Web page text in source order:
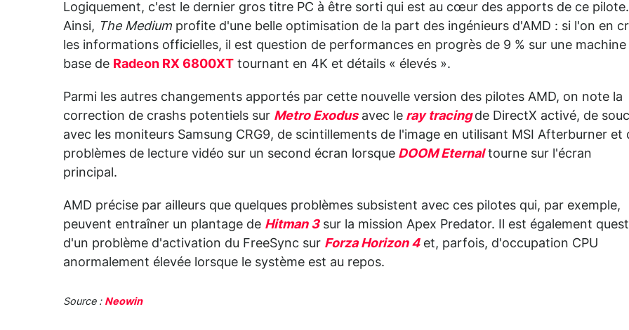
Logiquement, c'est le dernier gros titre PC à être sorti qui est au cœur des apports de ce pilote.
Ainsi, The Medium profite d'une belle optimisation de la part des ingénieurs d'AMD : si l'on en
les informations officielles, il est question de performances en progrès de 9 % sur une machine
base de Radeon RX 6800XT tournant en 4K et détails « élevés ».
Parmi les autres changements apportés par cette nouvelle version des pilotes AMD, on note la
correction de crashs potentiels sur Metro Exodusavec le ray tracing de DirectX activé, de
avec les moniteurs Samsung CRG9, de scintillements de l'image en utilisant MSI Afterburner et
problèmes de lecture vidéo sur un second écran lorsque DOOM Eternaltourne sur l'écran
principal.
AMD précise par ailleurs que quelques problèmes subsistent avec ces pilotes qui, par exemple,
peuvent entraîner un plantage de Hitman 3sur la mission Apex Predator. Il est également
d'un problème d'activation du FreeSync sur Forza Horizon 4et, parfois, d'occupation CPU
anormalement élevée lorsque le système est au repos.
Source : Neowin